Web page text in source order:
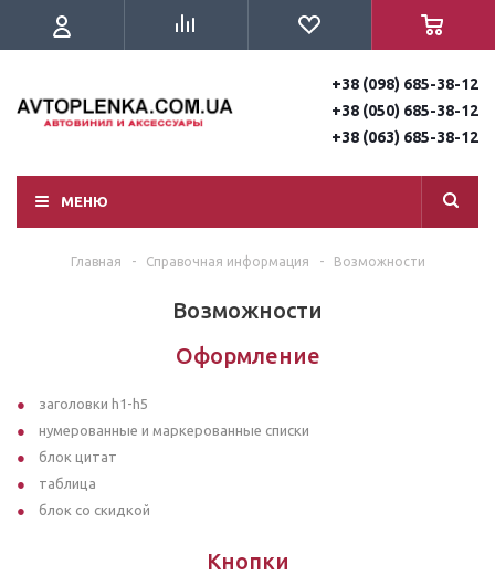
+38 (098) 685-38-12
+38 (050) 685-38-12
+38 (063) 685-38-12
МЕНЮ
Главная - Справочная информация - Возможности
Возможности
Оформление
заголовки h1-h5
нумерованные и маркерованные списки
блок цитат
таблица
блок со скидкой
Кнопки